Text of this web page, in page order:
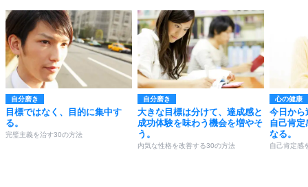
自分磨き
目標ではなく、目的に集中す
る。
完璧主義を治す30の方法
自分磨き
大きな目標は分けて、達成感と
成功体験を味わう機会を増やそ
う。
内気な性格を改善する30の方法
心の健康
今日から
自己肯
なる。
自己肯定感